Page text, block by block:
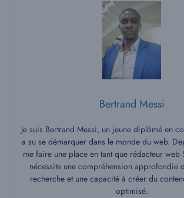
Bertrand Messi
Je suis Bertrand Messi, un jeune diplômé en
a su se démarquer dans le monde du web.
me faire une place en tant que rédacteur web
nécessite une compréhension approfondie
recherche et une capacité à créer du
optimisé.